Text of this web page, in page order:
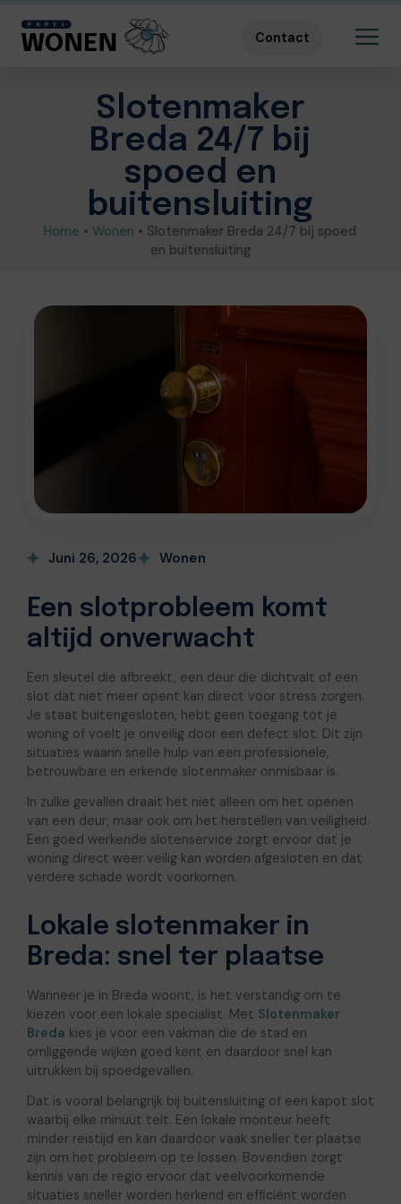
Contact
Slotenmaker
Breda 24/7 bij
spoed en
buitensluiting
Home • Wonen • Slotenmaker Breda 24/7 bij spoed
en buitensluiting
Juni 26, 2026 Wonen
Een slotprobleem komt
altijd onverwacht
Een sleutel die afbreekt, een deur die dichtvalt of een
slot dat niet meer opent kan direct voor stress zorgen.
Je staat buitengesloten, hebt geen toegang tot je
woning of voelt je onveilig door een defect slot. Dit zijn
situaties waarin snelle hulp van een professionele,
betrouwbare en erkende slotenmaker onmisbaar is.
In zulke gevallen draait het niet alleen om het openen
van een deur, maar ook om het herstellen van veiligheid.
Een goed werkende slotenservice zorgt ervoor dat je
woning direct weer veilig kan worden afgesloten en dat
verdere schade wordt voorkomen.
Lokale slotenmaker in
Breda: snel ter plaatse
Wanneer je in Breda woont, is het verstandig om te
kiezen voor een lokale specialist. Met Slotenmaker
Breda kies je voor een vakman die de stad en
omliggende wijken goed kent en daardoor snel kan
uitrukken bij spoedgevallen.
Dat is vooral belangrijk bij buitensluiting of een kapot slot
waarbij elke minuut telt. Een lokale monteur heeft
minder reistijd en kan daardoor vaak sneller ter plaatse
zijn om het probleem op te lossen. Bovendien zorgt
kennis van de regio ervoor dat veelvoorkomende
situaties sneller worden herkend en efficiënt worden